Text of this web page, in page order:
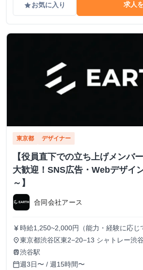
gradeお気に入り 求人
東京都 デザイナー
【役員直下での立ち上げメンバ
大歓迎！SNS広告・Webデザイ
～】
合同会社アース
currency_yen 時給1,250~2,000円（能力・経験に応じ
place東京都渋谷区東2−20−13 シャトレー渋
train渋谷駅
calendar_today週3日〜 / 週15時間〜